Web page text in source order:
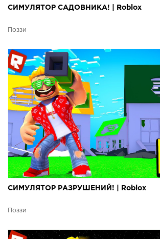
СИМУЛЯТОР САДОВНИКА! | Roblox
Поззи
СИМУЛЯТОР РАЗРУШЕНИЙ! | Roblox
Поззи